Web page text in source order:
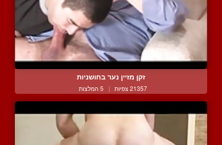
זקן מזיין נער בחושניות
21357 צפיות | 5 המלצות